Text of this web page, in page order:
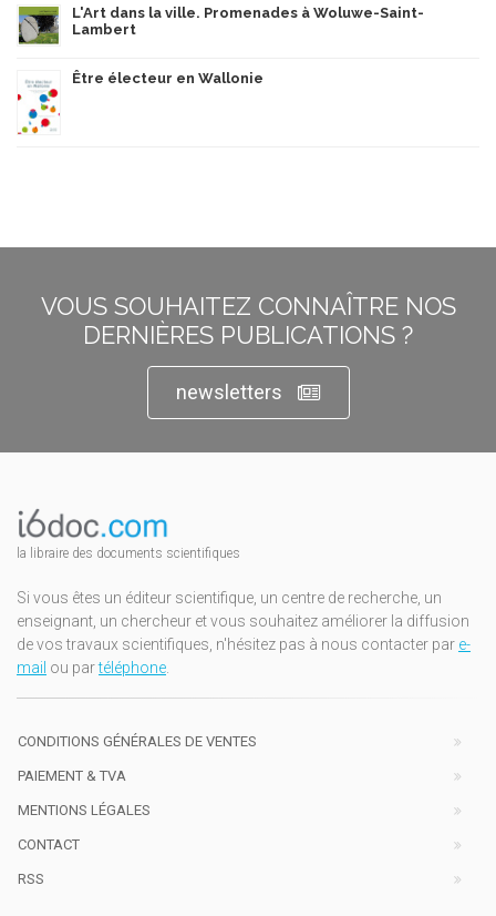
L'Art dans la ville. Promenades à Woluwe-Saint-
Lambert
Être électeur en Wallonie
VOUS SOUHAITEZ CONNAÎTRE NOS
DERNIÈRES PUBLICATIONS ?
newsletters
la libraire des documents scientifiques
Si vous êtes un éditeur scientifique, un centre de recherche, un
enseignant, un chercheur et vous souhaitez améliorer la diffusion
de vos travaux scientifiques, n'hésitez pas à nous contacter par e-
mail ou partéléphone
CONDITIONS GÉNÉRALES DE VENTES
PAIEMENT & TVA
MENTIONS LÉGALES
CONTACT
RSS